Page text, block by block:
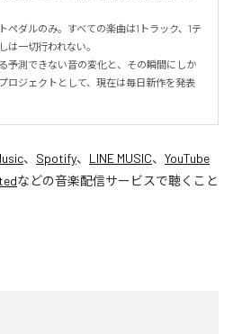
ペダルのみ。すべての楽曲は1トラック、1テ
は一切行われない。
予測できない音の変化と、その瞬間にしか
ロジェクトとして、現在は毎日新作を発表
、 Spotify、 LINE MUSIC、 YouTube
などの音楽配信サービスで聴くこと